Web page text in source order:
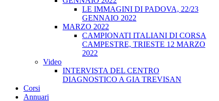
LE IMMAGINI DI PADOVA, 22/23
GENNAIO 2022
MARZO 2022
CAMPIONATI ITALIANI DI CORSA
CAMPESTRE, TRIESTE 12 MARZO
2022
Video
INTERVISTA DEL CENTRO
DIAGNOSTICO A GIA TREVISAN
Corsi
Annuari